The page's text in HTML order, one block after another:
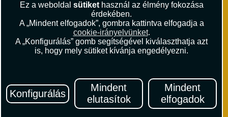
Ez a weboldal sütikethasznál az élmény fokozása
érdekében.
A „Mindent elfogadok”, gombra kattintva elfogadja a
cookie-irányelvünket.
A „Konfigurálás” gomb segítségével kiválaszthatja azt
is, hogy mely sütiket kívánja engedélyezni.
Konfigurálás
Mindent
elutasítok
Mindent
elfogadok
Utazási Csomag Szerződési Feltételek
Útlemondás-biztosítás Szerződési Feltételek
Utasbiztosítás Szerződési Feltételek
Repülőjegy Szerződési Feltételek
Adatvédelem
Hírlevél
Iratkozzon fel Magyarország egyik legszínesebb utazási